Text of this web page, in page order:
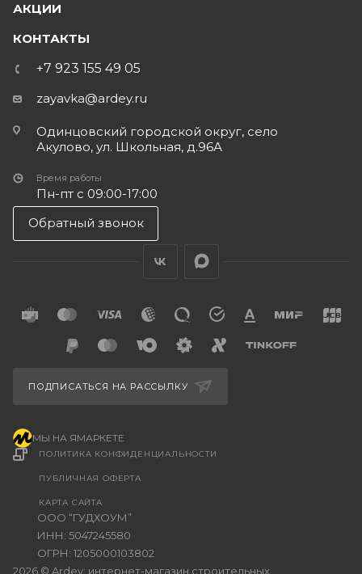
АКЦИИ
КОНТАКТЫ
+7 923 155 49 05
zayavka@ardey.ru
Одинцовский городской округ, село
Акулово, ул. Школьная, д.96А
Время работы
Пн-пт с 09:00-17:00
Обратный звонок
2026 © Ardey: интернет-магазин строительных
ООО “ГУДХОУМ”
ИНН: 5047245580
ОГРН: 1205000103802
ПОЛИТИКА КОНФИДЕНЦИАЛЬНОСТИ
ПУБЛИЧНАЯ ОФЕРТА
КАРТА САЙТА
ПОДПИСАТЬСЯ НА РАССЫЛКУ
МЫ НА ЯМАРКЕТЕ